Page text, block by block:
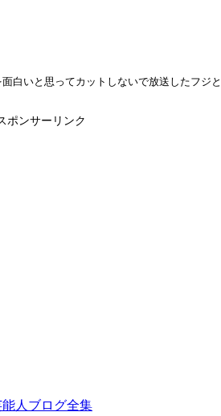
いと思ってカットしないで放送したフジと
ポンサーリンク
能人ブログ全集